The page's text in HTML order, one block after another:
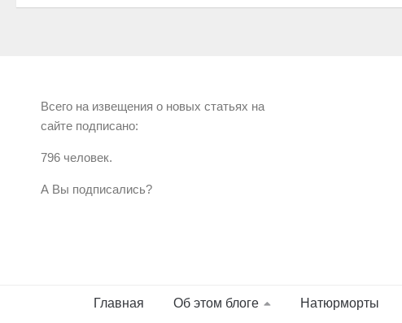
Всего на извещения о новых статьях на
сайте подписано:
796 человек.
А Вы подписались?
Главная Об этом блоге Натюрморты